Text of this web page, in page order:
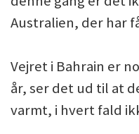
Australien, der har
Vejret i Bahrain er
år, ser det ud til at
varmt, i hvert fald